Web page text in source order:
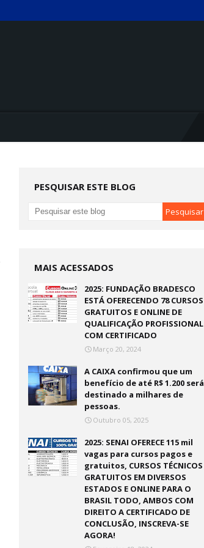
PESQUISAR ESTE BLOG
MAIS ACESSADOS
2025: FUNDAÇÃO BRADESCO
ESTÁ OFERECENDO 78 CURSOS
GRATUITOS E ONLINE DE
QUALIFICAÇÃO PROFISSIONAL
COM CERTIFICADO
Março 20, 2024
A CAIXA confirmou que um
benefício de até R$ 1.200 será
destinado a milhares de
pessoas.
Outubro 05, 2025
2025: SENAI OFERECE 115 mil
vagas para cursos pagos e
gratuitos, CURSOS TÉCNICOS
GRATUITOS EM DIVERSOS
ESTADOS E ONLINE PARA O
BRASIL TODO, AMBOS COM
DIREITO A CERTIFICADO DE
CONCLUSÃO, INSCREVA-SE
AGORA!